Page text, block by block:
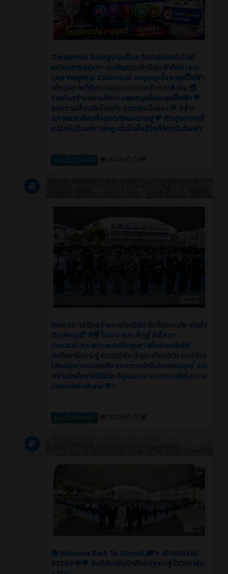
31 พฤษภาคม วันงดสูบบุหรี่โลก วิทยาลัยเทคโนโลยี
พณิชยการอยุธยา ขอเชิญชวนนักเรียน นักศึกษา และ
บุคลากรทุกท่าน ร่วมรณรงค์ งดสูบบุหรี่และบุหรี่ไฟฟ้า
เพื่อสุขภาพที่ดีของตนเอง ครอบครัว และสังคม 🚭
ร่วมกันสร้างสถานศึกษา ปลอดบุหรี่และบุหรี่ไฟฟ้า 💙
ลดความเสี่ยงต่อโรคภัย สุขภาพแข็งแรง 💙 สร้าง
สภาพแวดล้อมที่ปลอดภัยและน่าอยู่ 💙 ก้าวสู่อนาคตที่
สดใสไปด้วยกัน 'เลิกสูบวันนี้ เพื่อชีวิตที่ดีกว่าในวันหน้า'
รอบรั้ววิทยาลัย
กิจกรรม “เสริมสร้างระเบียบวินัย ขับขี่ปลอดภัย ร่วมใจ
ต้านภัยบุหรี่” 🚦🚭 โดย พ.ต.ท.นริฏฐ์ จันโสดา
ปรก.สวป.สภ.พระนครศรีอยุธยา เพื่อส่งเสริมให้
นักศึกษามีความรู้ ความเข้าใจ ด้านระเบียบวินัย การใช้รถ
ใช้ถนนอย่างปลอดภัย และตระหนักถึงโทษของบุหรี่ ร่วม
สร้างนักศึกษาให้มีวินัย มีคุณธรรม และตระหนักถึงความ
ปลอดภัยในสังคม 💙✨
รอบรั้ววิทยาลัย
📚 Welcome Back To School! 🎓✨ เปิดเทอมใหม่
1/2569 🩵🧡 ยินดีต้อนรับนักศึกษาทุกคนสู่รั้ววิทยาลัย